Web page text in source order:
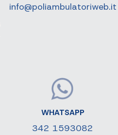
info@poliambulatoriweb.it
WHATSAPP
342 1593082